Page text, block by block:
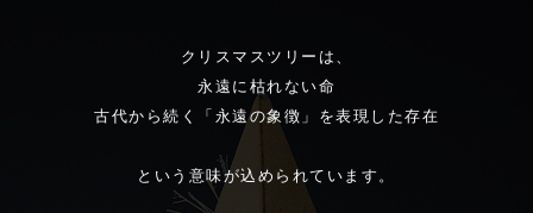
クリスマスツリーは、
永遠に枯れない命
古代から続く「永遠の象徴」を表現した存在
という意味が込められています。